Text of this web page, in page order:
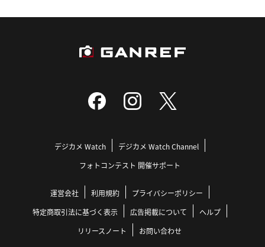
デジカメ Watch
デジカメ Watch Channel
フォトコンテスト 開催サポート
運営会社 利用規約
プライバシーポリシー
特定商取引法に基づく表示
広告掲載について
ヘルプ
リリースノート
お問い合わせ